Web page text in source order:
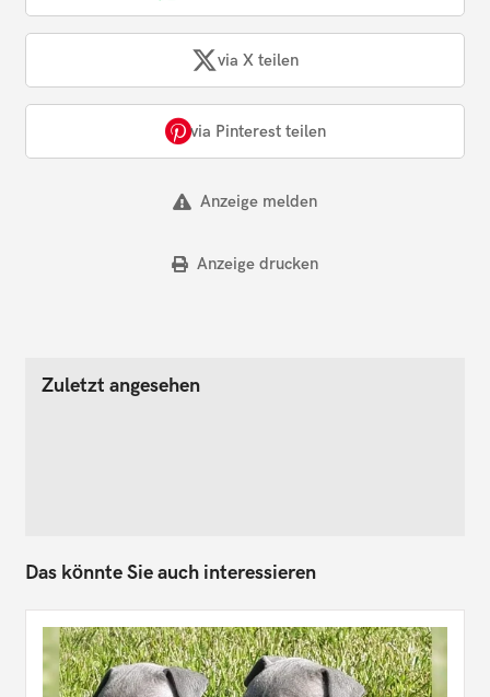
via X teilen
via Pinterest teilen
Anzeige melden
Anzeige drucken
Zuletzt angesehen
Das könnte Sie auch interessieren